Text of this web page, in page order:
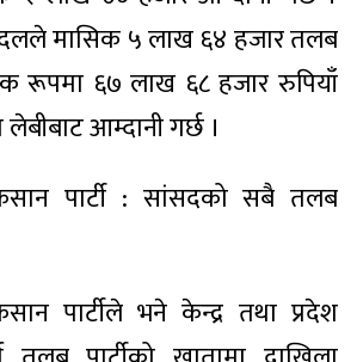
मासिक ५ लाख ६४ हजार तलब
रूपमा ६७ लाख ६८ हजार रुपियाँ
आम्दानी गर्छ ।
पार्टी : सांसदको सबै तलब
पार्टीले भने केन्द्र तथा प्रदेश